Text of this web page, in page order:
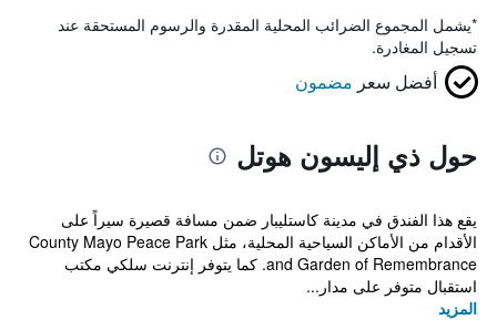
*يشمل المجموع الضرائب المحلية المقدرة والرسوم المستحقة عند
تسجيل المغادرة.
أفضل سعر مضمون
حول ذي إليسون هوتل
يقع هذا الفندق في مدينة كاستليبار ضمن مسافة قصيرة سيراً على
الأقدام من الأماكن السياحية المحلية، مثل County Mayo Peace Park
and Garden of Remembrance. كما يتوفر إنترنت سلكي مكتب
استقبال متوفر على مدار...
المزيد